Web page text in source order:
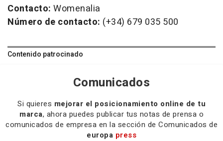
Contacto: Womenalia
Número de contacto: (+34) 679 035 500
Contenido patrocinado
Comunicados
Si quieres mejorar el posicionamiento online de tu
marca, ahora puedes publicar tus notas de prensa o
comunicados de empresa en la sección de Comunicados de
europa press